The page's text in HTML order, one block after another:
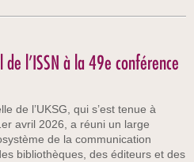
l’ISSN à la 49e conférence
de l’UKSG, qui s’est tenue à
avril 2026, a réuni un large
de la communication
bibliothèques, des éditeurs et des